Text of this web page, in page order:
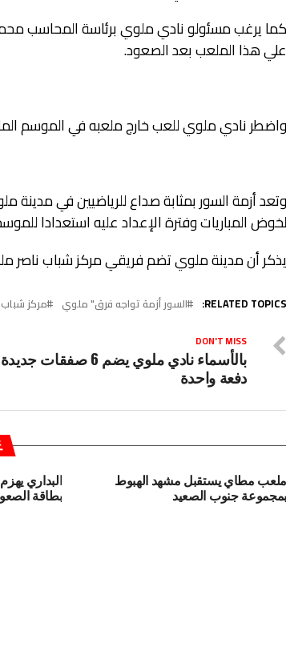
كما يرغب مسئولو نادي ملوي برئاسة المحاسب
علي هذا الملعب بعد الصعود.
واضطر نادي ملوي للعب خارج ملعبه في الموسم
وتعد أزمة السور بمثابة صداع للرياضيين في
لخوض المباريات وفترة الإعداد عليه استعدادا
يذكر أن مدينة ملوي تضم فريقي مركز شباب ناصر
RELATED TOPICS: السور أزمة تواجه فرق" ملوي مركز
DON'T MISS
بالأسماء نادي ملوي يضم 6 صفقات جديدة
دفعة واحدة
ملعب مطاي يستقبل مشهد الهبوط
بمجموعة جنوب الصعيد
البداري
بطاقة